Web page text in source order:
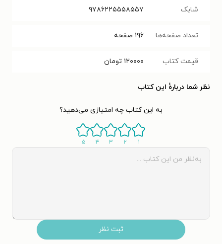
شابک ۹۷۸۶۲۲۵۵۵۸۵۵۷
تعداد صفحه‌ها ۱۹۶ صفحه
قیمت کتاب ۱۲۰۰۰۰ تومان
نظر شما دربارهٔ این کتاب
به این کتاب چه امتیازی می‌دهید؟
۱ ۲ ۳ ۴ ۵
ثبت نظر